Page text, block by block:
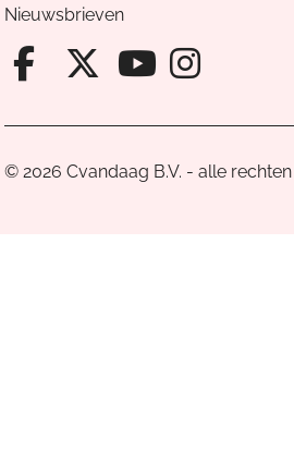
Nieuwsbrieven
Facebook van
X van
© 2026 Cvandaag B.V. - alle